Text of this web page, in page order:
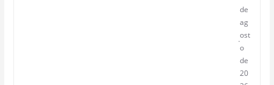
de
ag
ost
o
de
20